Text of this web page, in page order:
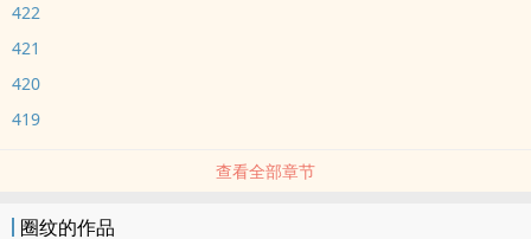
422
421
420
419
查看全部章节
圈纹的作品